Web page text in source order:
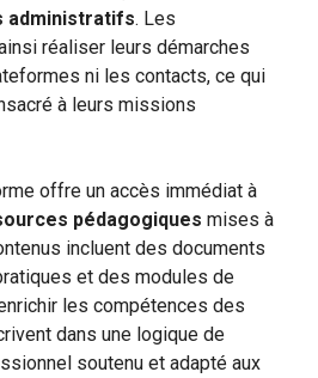
administratifs. Les
réaliser leurs démarches
ni les contacts, ce qui
à leurs missions
offre un accès immédiat à
pédagogiques mises à
incluent des documents
et des modules de
les compétences des
dans une logique de
soutenu et adapté aux